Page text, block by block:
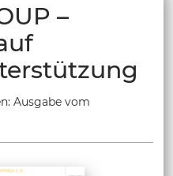
–
Ausgabe vom